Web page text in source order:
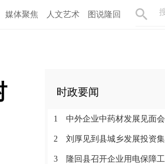
媒体聚焦 人文艺术 图说隆回
时政要闻
1 中外企业中药材发展见面
2 刘厚见到县城乡发展投资集团
3 隆回县召开企业用电保障